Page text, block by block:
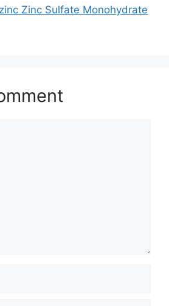
Zinc Sulfate Monohydrate